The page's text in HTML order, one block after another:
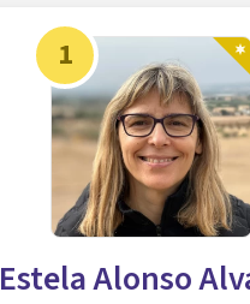
1
Estela Alonso